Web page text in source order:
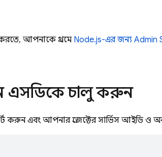
আপনাকে প্রথমে Node.js-এর জন্য Admin
এসডিকে চালু করুন
করুন এবং আপনার প্রজেক্টের সার্ভিস আইডি ও